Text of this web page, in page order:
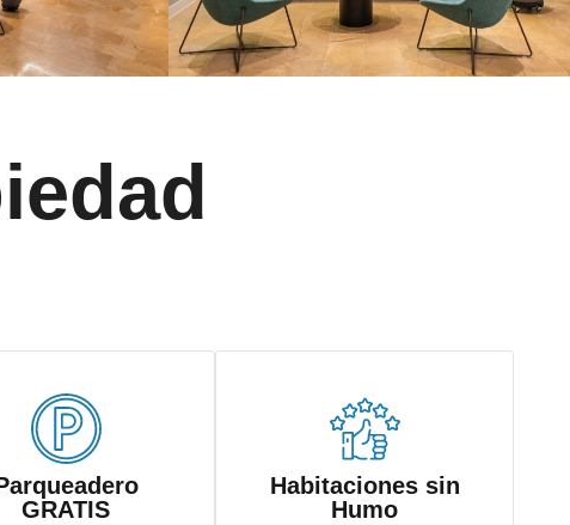
GRATIS
Habitaciones sin
Humo